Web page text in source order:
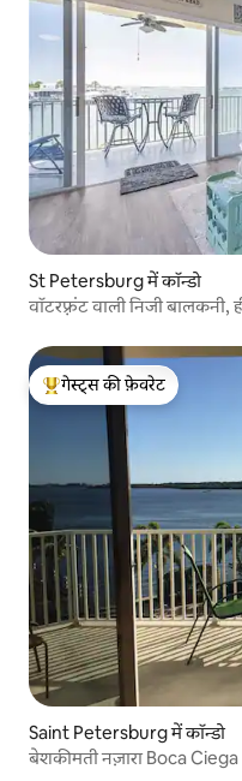
St Petersburg में कॉन्डो
वॉटरफ़्रंट वाली निजी बालकनी,
गेस्ट्स का टॉप फ़ेवरेट
गेस्ट्स की फ़ेवरेट
Saint Petersburg में कॉन्डो
बेशकीमती नज़ारा Boca